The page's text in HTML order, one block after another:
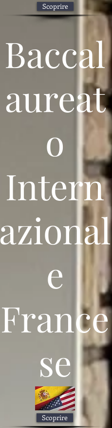
Baccal
aureat
o
Intern
azional
e
France
se
Scoprire
Scoprire